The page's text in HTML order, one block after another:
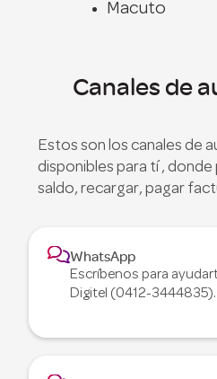
Macuto
Canales de
Estos son los canales de
disponibles para tí ,
saldo, recargar, pagar
WhatsApp
Escríbenos para
Digitel (0412-3444835).